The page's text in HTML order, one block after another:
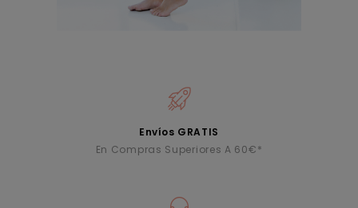
Envíos GRATIS
En Compras Superiores A 60€*